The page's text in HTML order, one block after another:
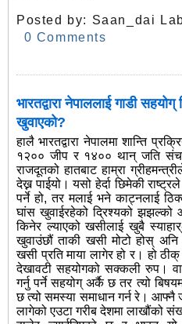
Posted by: Saan_dai
0 Comments
भारतद्वारा नेपाललाई गाडी
खुवाएको?
हालै भारतद्वारा नेपालमा शान्ति
१२०० जीप र १४०० थान् जति
राजदूतको हातबाट हाम्रा
देख्न पाईयो। यसो हेर्दा छिमेकी
पर्ने हो, तर मलाई भने काट्नलाई
घांस खुवाईरहेकोद्रिश्यको झझल्को
किनेर ल्याएको खसीलाई खुबै
खुवाउंछौं ताकी खसी मोटो होस्
खसी प्रति माया लागेर हो र। हो ठीक्
देखावटी सहयोगको सक्कली रुप।
गर्नु पर्ने सहयोग् अर्कै छ तर त्यो
छ त्यो समस्या समाधान गर्न रे। आफ्नै
लागेको एउटा गरीब देशमा लाखौंको